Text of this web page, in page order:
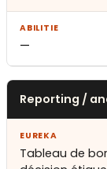
—
Reporting /
Tableau de